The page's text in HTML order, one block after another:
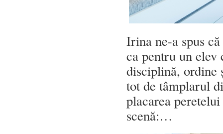
Irina ne-a spus
ca pentru un elev
disciplină, ordine
tot de tâmplarul
placarea
scenă:…